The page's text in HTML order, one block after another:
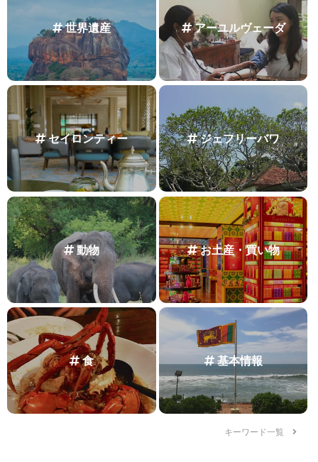
世界遺産 アーユルヴェーダ
セイロンティー ジェフリーバワ
動物 お土産・買い物
食 基本情報
キーワード一覧